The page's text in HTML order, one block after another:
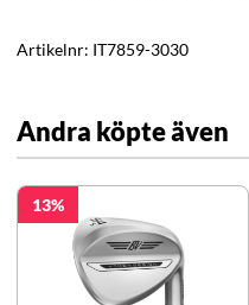
Artikelnr: IT7859-3030
Andra köpte även
13